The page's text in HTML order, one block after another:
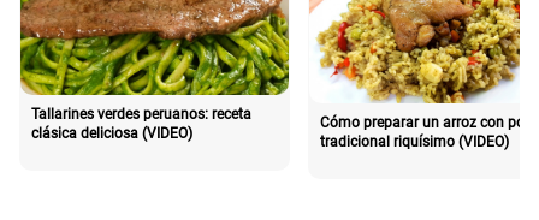
Tallarines verdes peruanos: receta
clásica deliciosa (VIDEO)
Cómo preparar un arroz con pollo
tradicional riquísimo (VIDEO)